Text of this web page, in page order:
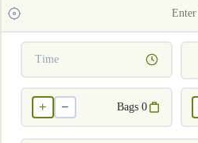
Time
0
Bags
−
+